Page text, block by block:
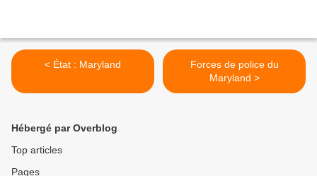
< État : Maryland
Forces de police du
Maryland >
Hébergé par Overblog
Top articles
Pages